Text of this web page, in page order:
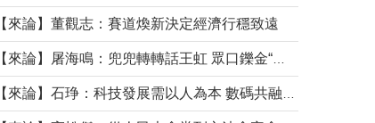
【來論】董觀志：賽道煥新決定經濟行穩致遠